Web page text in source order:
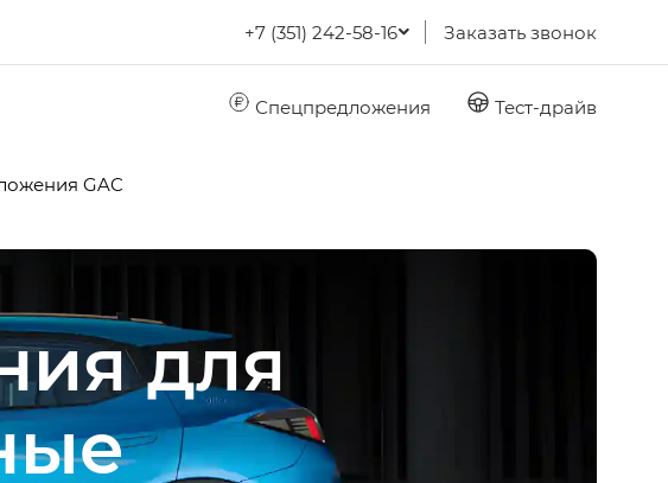
+7 (351) 242-58-16 Заказать звонок
Спецпредложения Тест-драйв
GAC
для